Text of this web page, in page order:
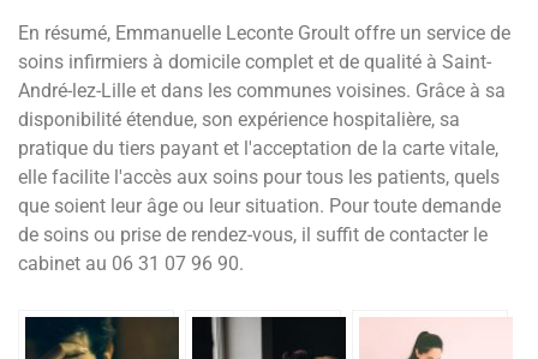
En résumé, Emmanuelle Leconte Groult offre un service de
soins infirmiers à domicile complet et de qualité à Saint-
André-lez-Lille et dans les communes voisines. Grâce à sa
disponibilité étendue, son expérience hospitalière, sa
pratique du tiers payant et l'acceptation de la carte vitale,
elle facilite l'accès aux soins pour tous les patients, quels
que soient leur âge ou leur situation. Pour toute demande
de soins ou prise de rendez-vous, il suffit de contacter le
cabinet au 06 31 07 96 90.